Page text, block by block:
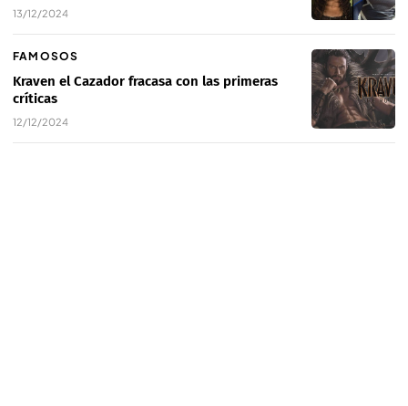
13/12/2024
FAMOSOS
Kraven el Cazador fracasa con las primeras
críticas
12/12/2024